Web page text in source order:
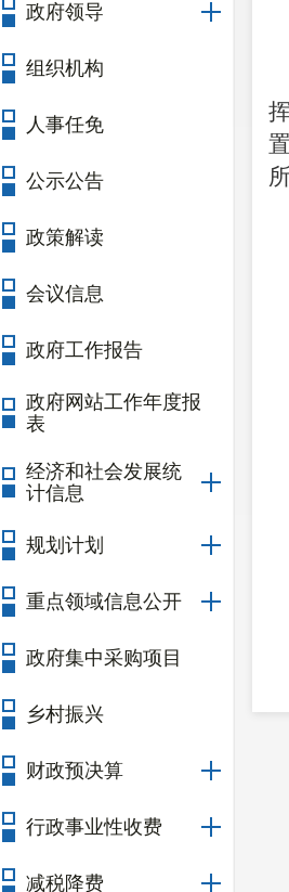
政府领导
组织机构
人事任免
公示公告
政策解读
会议信息
政府工作报告
政府网站工作年度报
表
经济和社会发展统
计信息
规划计划
重点领域信息公开
政府集中采购项目
乡村振兴
财政预决算
行政事业性收费
减税降费